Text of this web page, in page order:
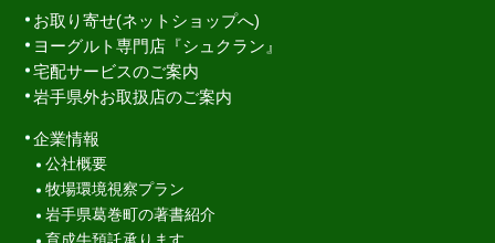
お取り寄せ(ネットショップへ)
ヨーグルト専門店『シュクラン』
宅配サービスのご案内
岩手県外お取扱店のご案内
企業情報
公社概要
牧場環境視察プラン
岩手県葛巻町の著書紹介